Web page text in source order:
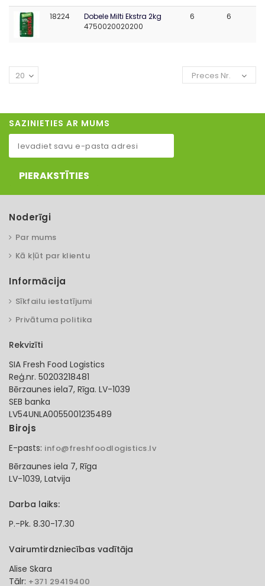
18224
Dobele Milti Ekstra 2kg
4750020020200
6 6
Preces Nr.
20
SAZINIETIES AR MUMS
PIERAKSTĪTIES
Noderīgi
Par mums
Kā kļūt par klientu
Informācija
Sīkfailu iestatījumi
Privātuma politika
Rekvizīti
SIA Fresh Food Logistics
Reģ.nr. 50203218481
Bērzaunes iela7, Rīga. LV-1039
SEB banka
LV54UNLA0055001235489
Birojs
E-pasts: info@freshfoodlogistics.lv
Bērzaunes iela 7, Rīga
LV-1039, Latvija
Darba laiks:
P.-Pk. 8.30-17.30
Vairumtirdzniecības vadītāja
Alise Skara
Tālr: +371 29419400